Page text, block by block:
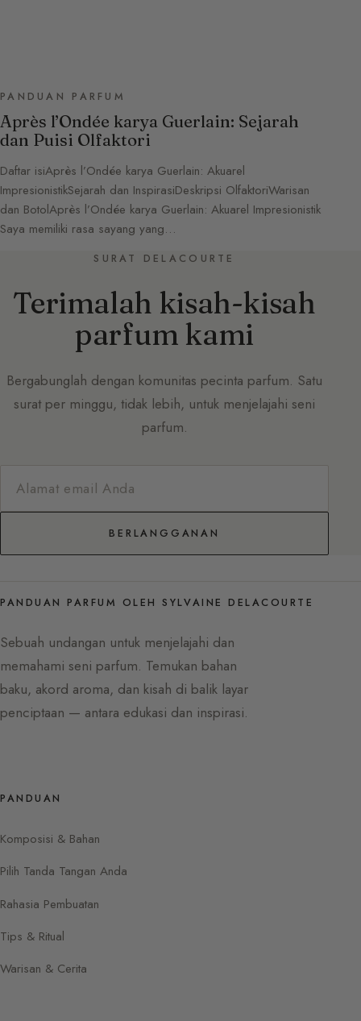
PANDUAN PARFUM
Après l’Ondée karya Guerlain: Sejarah
dan Puisi Olfaktori
Daftar isiAprès l’Ondée karya Guerlain: Akuarel
ImpresionistikSejarah dan InspirasiDeskripsi OlfaktoriWarisan
dan BotolAprès l’Ondée karya Guerlain: Akuarel Impresionistik
Saya memiliki rasa sayang yang…
SURAT DELACOURTE
Terimalah kisah-kisah
parfum kami
Bergabunglah dengan komunitas pecinta parfum. Satu
surat per minggu, tidak lebih, untuk menjelajahi seni
parfum.
BERLANGGANAN
PANDUAN PARFUM OLEH SYLVAINE DELACOURTE
Sebuah undangan untuk menjelajahi dan
memahami seni parfum. Temukan bahan
baku, akord aroma, dan kisah di balik layar
penciptaan — antara edukasi dan inspirasi.
PANDUAN
Komposisi & Bahan
Pilih Tanda Tangan Anda
Rahasia Pembuatan
Tips & Ritual
Warisan & Cerita